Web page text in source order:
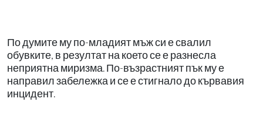
По думите му по-младият мъж си е свалил
обувките, в резултат на което се е разнесла
неприятна миризма. По-възрастният пък му е
направил забележка и се е стигнало до кървавия
инцидент.